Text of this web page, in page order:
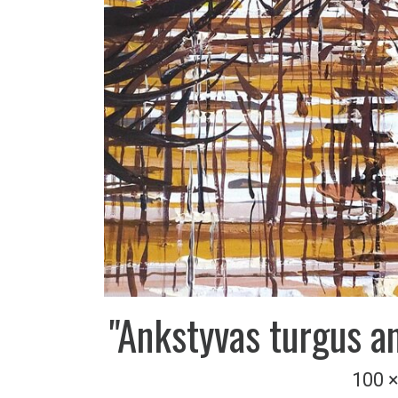
"Ankstyvas turgus
100
technika:
Pristatymas Lietuvoje